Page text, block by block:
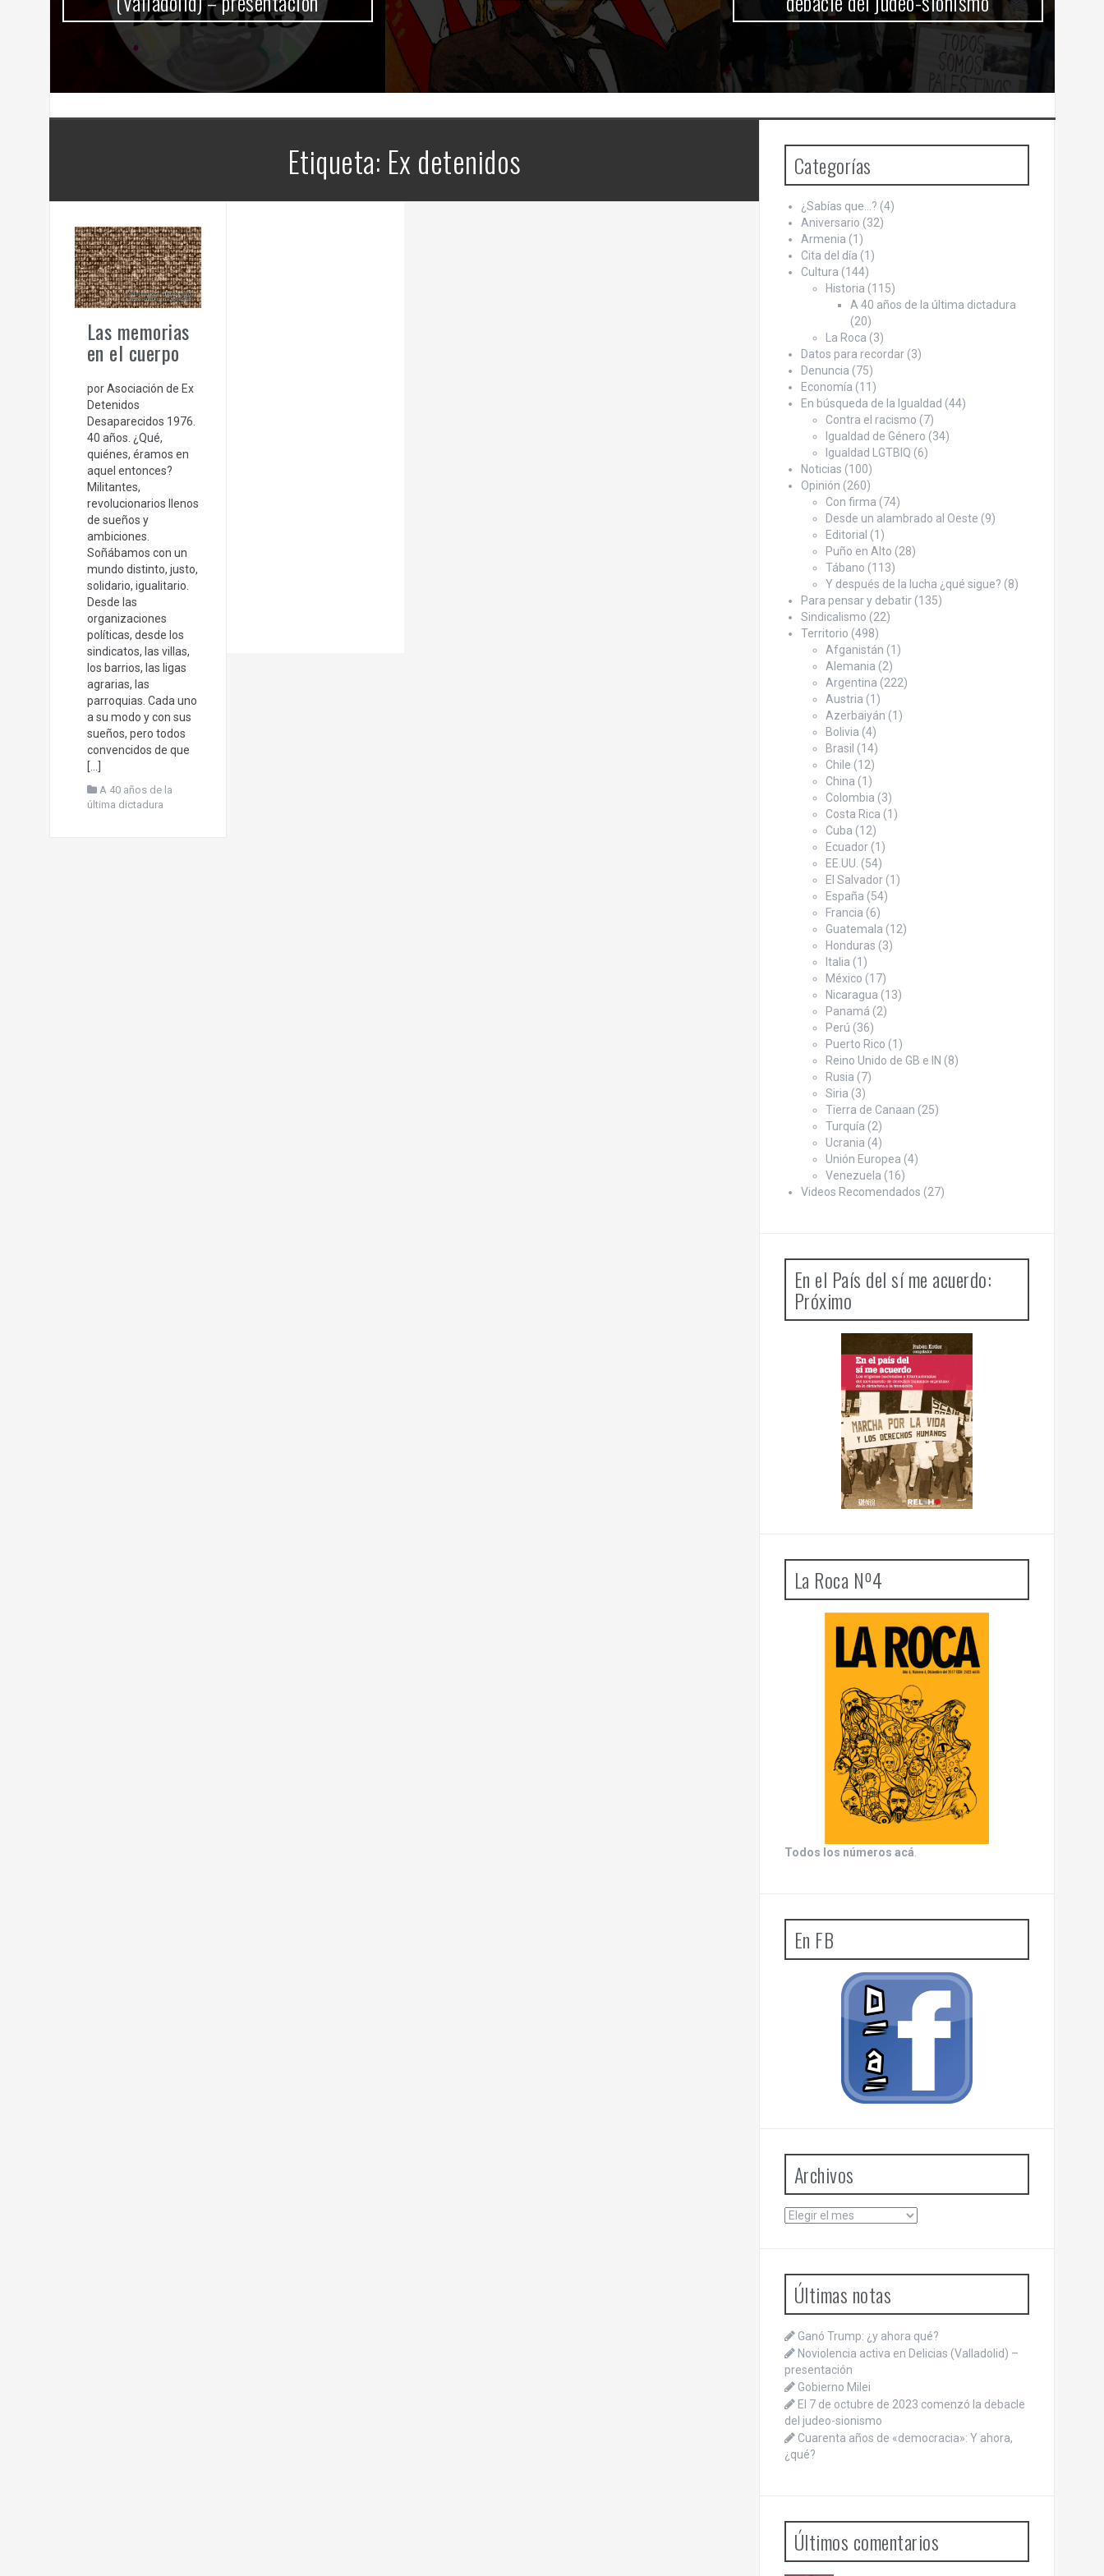
Etiqueta: Ex detenidos
Las memorias
en el cuerpo
por Asociación de Ex
Detenidos
Desaparecidos 1976.
40 años. ¿Qué,
quiénes, éramos en
aquel entonces?
Militantes,
revolucionarios llenos
de sueños y
ambiciones.
Soñábamos con un
mundo distinto, justo,
solidario, igualitario.
Desde las
organizaciones
políticas, desde los
sindicatos, las villas,
los barrios, las ligas
agrarias, las
parroquias. Cada uno
a su modo y con sus
sueños, pero todos
convencidos de que
[…]
A 40 años de la
última dictadura
Categorías
¿Sabías que…? (4)
Aniversario (32)
Armenia (1)
Cita del día (1)
Cultura (144)
Historia (115)
A 40 años de la última dictadura
(20)
La Roca (3)
Datos para recordar(3)
Denuncia (75)
Economía (11)
En búsqueda de la Igualdad (44)
Contra el racismo (7)
Igualdad de Género (34)
Igualdad LGTBIQ (6)
Noticias (100)
Opinión (260)
Con firma (74)
Desde un alambrado al Oeste (9)
Editorial (1)
Puño en Alto (28)
Tábano (113)
Y después de la lucha ¿qué sigue? (8)
Para pensar y debatir(135)
Sindicalismo (22)
Territorio (498)
Afganistán (1)
Alemania (2)
Argentina (222)
Austria (1)
Azerbaiyán (1)
Bolivia (4)
Brasil (14)
Chile (12)
China (1)
Colombia (3)
Costa Rica (1)
Cuba (12)
Ecuador(1)
EE.UU. (54)
El Salvador(1)
España (54)
Francia (6)
Guatemala (12)
Honduras (3)
Italia (1)
México (17)
Nicaragua (13)
Panamá (2)
Perú (36)
Puerto Rico (1)
Reino Unido de GB e IN (8)
Rusia (7)
Siria (3)
Tierra de Canaan (25)
Turquía (2)
Ucrania (4)
Unión Europea (4)
Venezuela (16)
Videos Recomendados (27)
En el País del sí me acuerdo:
Próximo
La Roca Nº4
Todos los números acá.
En FB
Archivos
Archivos
Últimas notas
Ganó Trump: ¿y ahora qué?
Noviolencia activa en Delicias (Valladolid) –
presentación
Gobierno Milei
El 7 de octubre de 2023 comenzó la debacle
del judeo-sionismo
Cuarenta años de «democracia»: Y ahora,
¿qué?
Últimos comentarios